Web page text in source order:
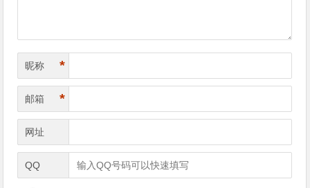
昵称 *
邮箱 *
网址
QQ